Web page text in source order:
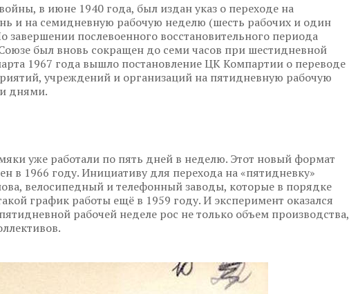
в июне 1940 года, был издан указ о переходе на
и на семидневную рабочую неделю (шесть рабочих и один
завершении послевоенного восстановительного периода
был вновь сокращен до семи часов при шестидневной
1967 года вышло постановление ЦК Компартии о переводе
учреждений и организаций на пятидневную рабочую
днями.
уже работали по пять дней в неделю. Этот новый формат
в 1966 году. Инициативу для перехода на «пятидневку»
велосипедный и телефонный заводы, которые в порядке
график работы ещё в 1959 году. И эксперимент оказался
рабочей неделе рос не только объем производства,